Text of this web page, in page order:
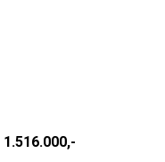
1.516.000,-